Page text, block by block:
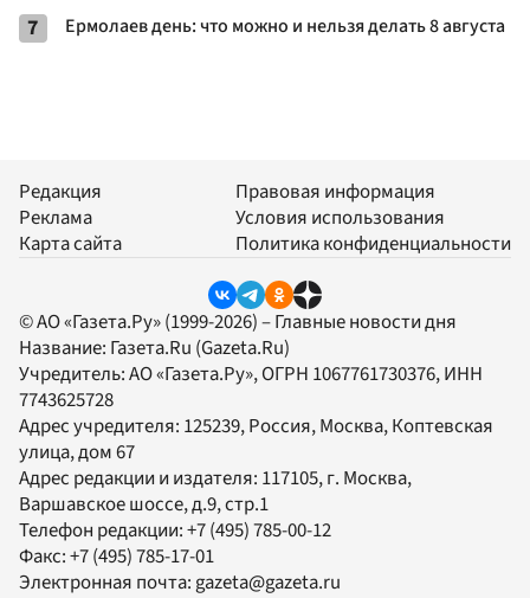
7 Ермолаев день: что можно и нельзя делать 8 августа
Редакция
Реклама
Карта сайта
Правовая информация
Условия использования
Политика конфиденциальности
© АО «Газета.Ру» (1999-2026) – Главные новости дня
Название: Газета.Ru (Gazeta.Ru)
Учредитель:АО «Газета.Ру», ОГРН 1067761730376, ИНН
7743625728
Адрес учредителя: 125239, Россия, Москва, Коптевская
улица, дом 67
Адрес редакции и издателя: 117105, г. Москва,
Варшавское шоссе, д.9, стр.1
Телефон редакции:+7 (495) 785-00-12
Факс:+7 (495) 785-17-01
Электронная почта: gazeta@gazeta.ru